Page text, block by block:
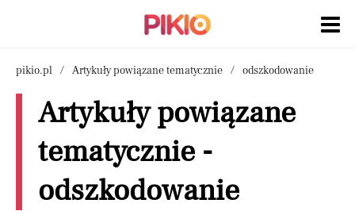
pikio.pl Artykuły powiązane tematycznie odszkodowanie
Artykuły powiązane
tematycznie -
odszkodowanie